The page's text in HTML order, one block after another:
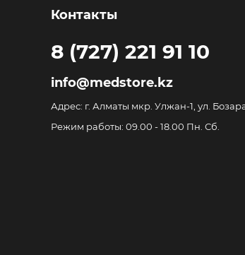
Контакты
8 (727) 221 91 10
info@medstore.kz
Адрес: г. Алматы мкр. Улжан-1, ул.
Режим работы: 09.00 - 18.00 Пн. Сб.